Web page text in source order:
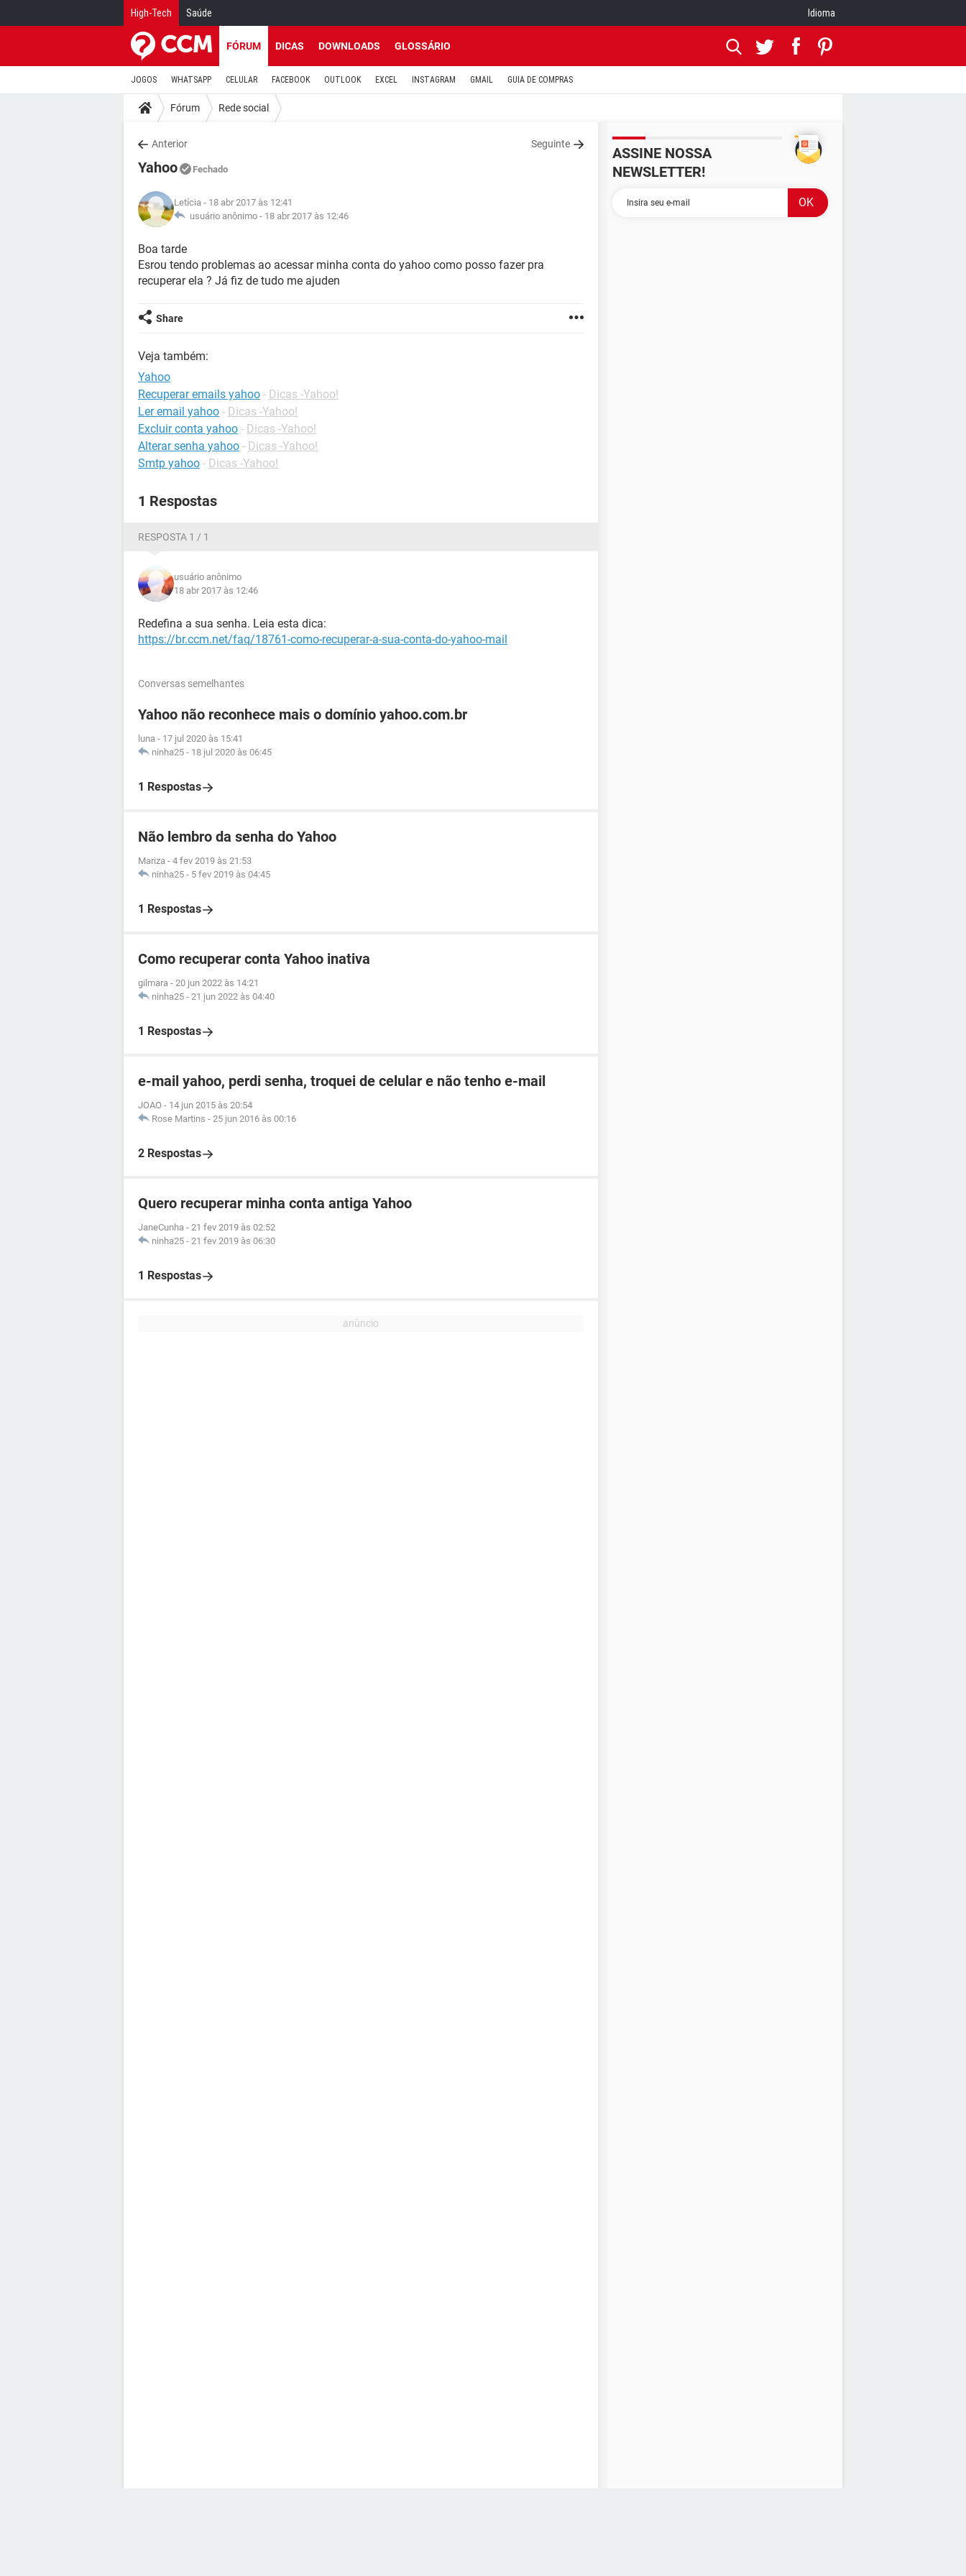
High-Tech Saúde Idioma
FÓRUM DICAS DOWNLOADS GLOSSÁRIO
JOGOS WHATSAPP CELULAR FACEBOOK OUTLOOK EXCEL INSTAGRAM GMAIL GUIA DE COMPRAS
Fórum Rede social
Anterior Seguinte
Yahoo Fechado
Letícia - 18 abr 2017 às 12:41
usuário anônimo - 18 abr 2017 às 12:46
Boa tarde
Esrou tendo problemas ao acessar minha conta do yahoo como posso fazer pra
recuperar ela ? Já fiz de tudo me ajuden
Share
Veja também:
Yahoo
Recuperar emails yahoo - Dicas -Yahoo!
Ler email yahoo - Dicas -Yahoo!
Excluir conta yahoo - Dicas -Yahoo!
Alterar senha yahoo - Dicas -Yahoo!
Smtp yahoo - Dicas -Yahoo!
1 Respostas
RESPOSTA 1 / 1
usuário anônimo
18 abr 2017 às 12:46
Redefina a sua senha. Leia esta dica:
https://br.ccm.net/faq/18761-como-recuperar-a-sua-conta-do-yahoo-mail
Conversas semelhantes
Yahoo não reconhece mais o domínio yahoo.com.br
luna - 17 jul 2020 às 15:41
ninha25 - 18 jul 2020 às 06:45
1 Respostas
Não lembro da senha do Yahoo
Mariza - 4 fev 2019 às 21:53
ninha25 - 5 fev 2019 às 04:45
1 Respostas
Como recuperar conta Yahoo inativa
gilmara - 20 jun 2022 às 14:21
ninha25 - 21 jun 2022 às 04:40
1 Respostas
e-mail yahoo, perdi senha, troquei de celular e não tenho e-mail
JOAO - 14 jun 2015 às 20:54
Rose Martins - 25 jun 2016 às 00:16
2 Respostas
Quero recuperar minha conta antiga Yahoo
JaneCunha - 21 fev 2019 às 02:52
ninha25 - 21 fev 2019 às 06:30
1 Respostas
ASSINE NOSSA
NEWSLETTER!